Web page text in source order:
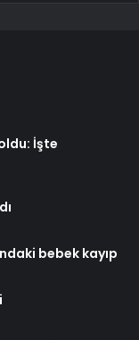
İşte
bebek kayıp